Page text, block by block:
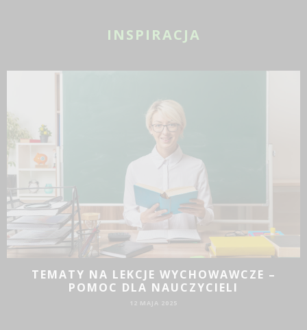
INSPIRACJA
TEMATY NA LEKCJE WYCHOWAWCZE –
POMOC DLA NAUCZYCIELI
12 MAJA 2025